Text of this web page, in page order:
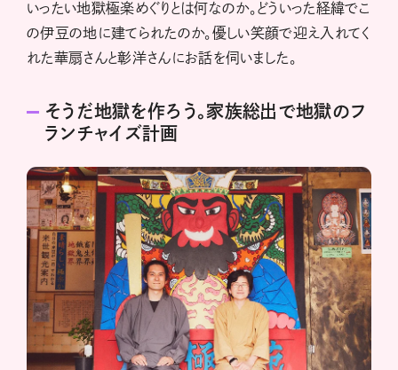
いったい地獄極楽めぐりとは何なのか。どういった経緯でこ
の伊豆の地に建てられたのか。優しい笑顔で迎え入れてく
れた華扇さんと彰洋さんにお話を伺いました。
そうだ地獄を作ろう。家族総出で地獄のフ
ランチャイズ計画